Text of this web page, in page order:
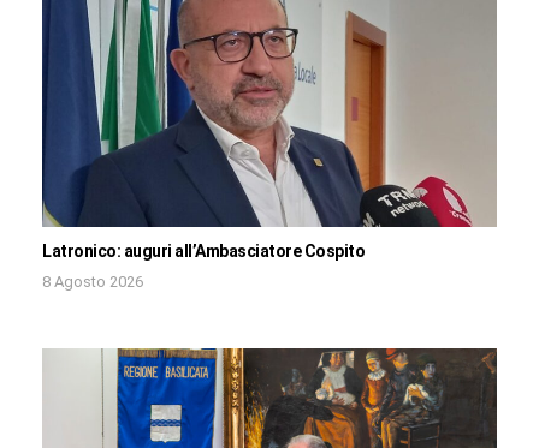
Latronico: auguri all’Ambasciatore Cospito
8 Agosto 2026